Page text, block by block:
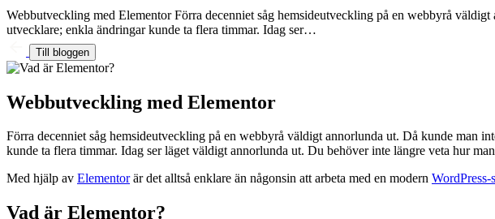
Webbutveckling med Elementor Förra decenniet såg hemsideutveckling på en webbyrå
utvecklare; enkla ändringar kunde ta flera timmar. Idag ser…
Till bloggen
Webbutveckling med Elementor
Förra decenniet såg hemsideutveckling på en webbyrå väldigt annorlunda ut. Då kunde man
kunde ta flera timmar. Idag ser läget väldigt annorlunda ut. Du behöver inte längre veta hur
Med hjälp av Elementorär det alltså enklare än någonsin att arbeta med en modern WordPress-
Vad är Elementor?